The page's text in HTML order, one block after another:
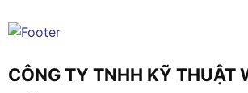
CÔNG TY TNHH KỸ THUẬT